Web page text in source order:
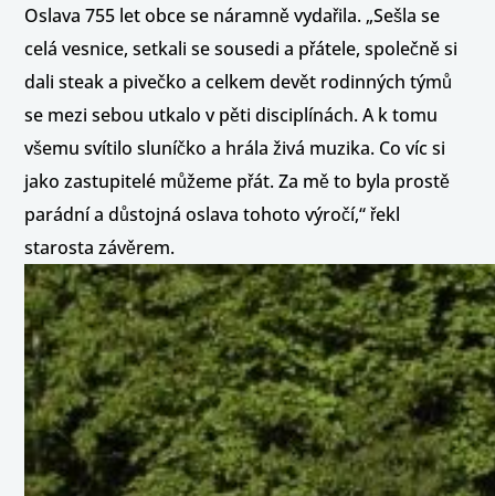
Oslava 755 let obce se náramně vydařila. „Sešla se
celá vesnice, setkali se sousedi a přátele, společně si
dali steak a pivečko a celkem devět rodinných týmů
se mezi sebou utkalo v pěti disciplínách. A k tomu
všemu svítilo sluníčko a hrála živá muzika. Co víc si
jako zastupitelé můžeme přát. Za mě to byla prostě
parádní a důstojná oslava tohoto výročí,“ řekl
starosta závěrem.